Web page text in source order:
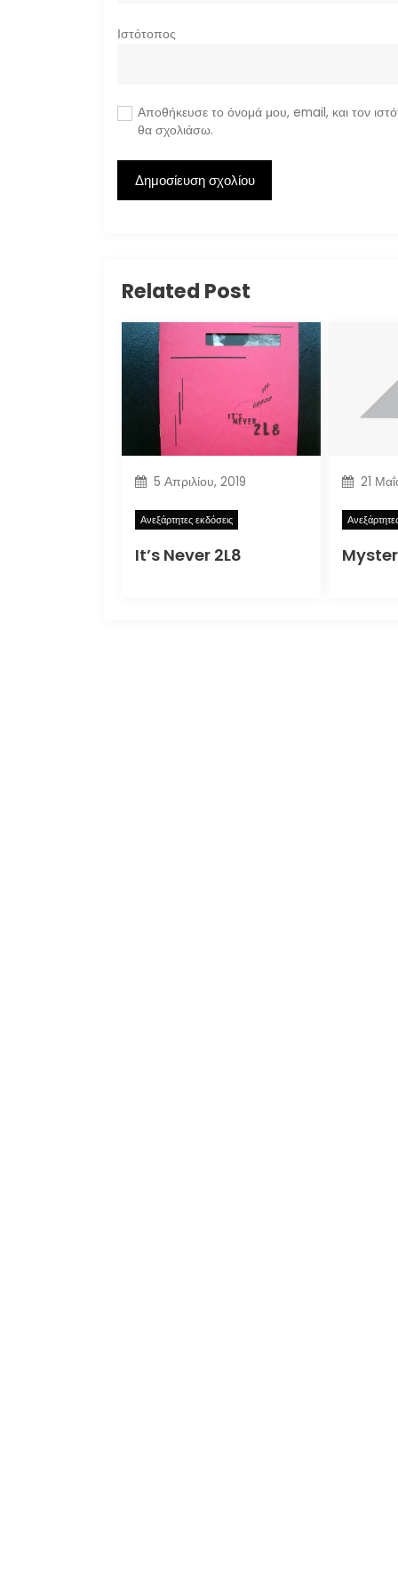
Ιστότοπος
Αποθήκευσε το όνομά μου, email, και τον
θα σχολιάσω.
Related Post
5 Απριλίου, 2019
Ανεξάρτητες εκδόσεις
It’s Never 2L8
21